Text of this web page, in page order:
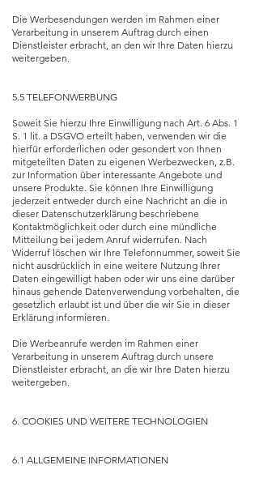
Die Werbesendungen werden im Rahmen einer
Verarbeitung in unserem Auftrag durch einen
Dienstleister erbracht, an den wir Ihre Daten hierzu
weitergeben.
5.5 TELEFONWERBUNG
Soweit Sie hierzu Ihre Einwilligung nach Art. 6 Abs. 1
S. 1 lit. a DSGVO erteilt haben, verwenden wir die
hierfür erforderlichen oder gesondert von Ihnen
mitgeteilten Daten zu eigenen Werbezwecken, z.B.
zur Information über interessante Angebote und
unsere Produkte. Sie können Ihre Einwilligung
jederzeit entweder durch eine Nachricht an die in
dieser Datenschutzerklärung beschriebene
Kontaktmöglichkeit oder durch eine mündliche
Mitteilung bei jedem Anruf widerrufen. Nach
Widerruf löschen wir Ihre Telefonnummer, soweit Sie
nicht ausdrücklich in eine weitere Nutzung Ihrer
Daten eingewilligt haben oder wir uns eine darüber
hinaus gehende Datenverwendung vorbehalten, die
gesetzlich erlaubt ist und über die wir Sie in dieser
Erklärung informieren.
Die Werbeanrufe werden im Rahmen einer
Verarbeitung in unserem Auftrag durch unsere
Dienstleister erbracht, an die wir Ihre Daten hierzu
weitergeben.
6. COOKIES UND WEITERE TECHNOLOGIEN
6.1 ALLGEMEINE INFORMATIONEN